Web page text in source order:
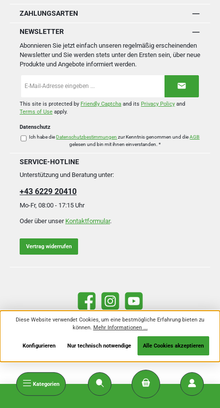
Kategorien
ZAHLUNGSARTEN
NEWSLETTER
Abonnieren Sie jetzt einfach unseren regelmäßig erscheinenden
Newsletter und Sie werden stets unter den Ersten sein, über neue
Produkte und Angebote informiert werden.
Mail-
*
This site is protected by Friendly Captcha and its Privacy Policy and
Terms of Use apply.
Datenschutz
Ich habe dieDatenschutzbestimmungen zur Kenntnis genommen und dieAGB
gelesen und bin mit ihnen einverstanden. *
SERVICE-HOTLINE
Unterstützung und Beratung unter:
+43 6229 20410
Mo-Fr, 08:00 - 17:15 Uhr
Oder über unser Kontaktformular.
Vertrag widerrufen
Facebook Instagram YouTube
Alle Preise inkl. gesetzl. Mehrwertsteuer zzgl.Versandkosten
Nachnahmegebühren, wenn nicht anders angegeben.
Diese Website verwendet Cookies, um eine bestmögliche Erfahrung bieten zu
können. Mehr Informationen ...
Nur technisch notwendige
Konfigurieren Alle Cookies akzeptieren